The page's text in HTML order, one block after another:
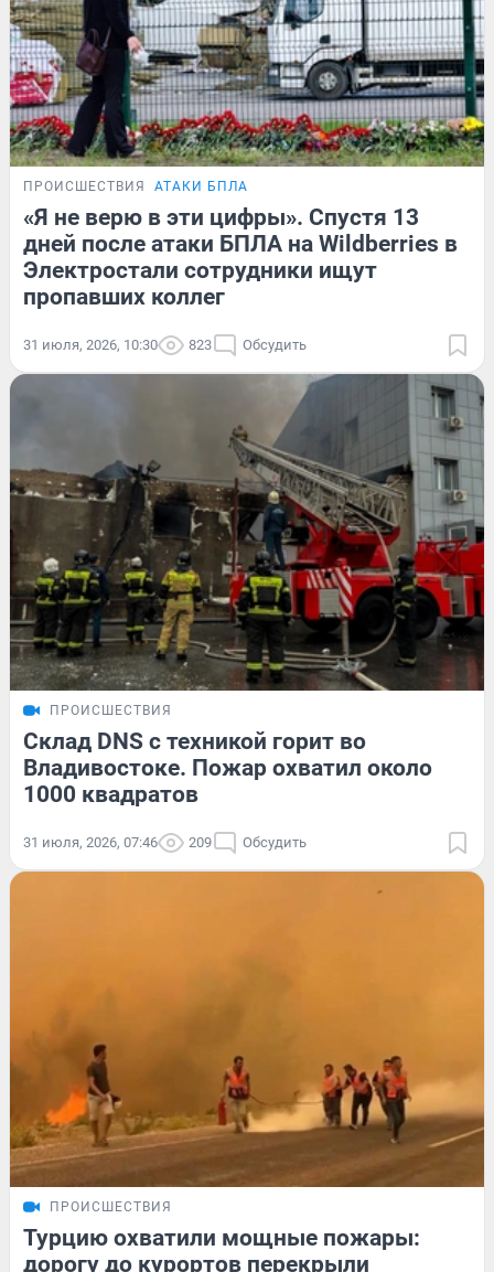
ПРОИСШЕСТВИЯ АТАКИ БПЛА
«Я не верю в эти цифры». Спустя 13
дней после атаки БПЛА на Wildberries в
Электростали сотрудники ищут
пропавших коллег
31 июля, 2026, 10:30 823 Обсудить
ПРОИСШЕСТВИЯ
Склад DNS с техникой горит во
Владивостоке. Пожар охватил около
1000 квадратов
31 июля, 2026, 07:46 209 Обсудить
ПРОИСШЕСТВИЯ
Турцию охватили мощные пожары:
дорогу до курортов перекрыли